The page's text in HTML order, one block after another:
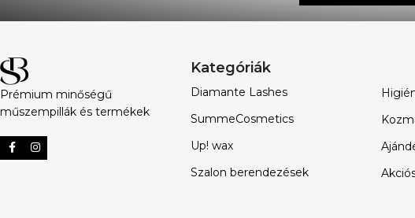
Prémium minőségű
műszempillák és termékek
Kategóriák
Diamante Lashes
SummeCosmetics
Up! wax
Szalon berendezések